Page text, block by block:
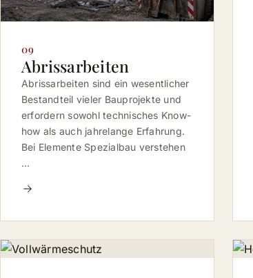
09
Abrissarbeiten
Abrissarbeiten sind ein wesentlicher
Bestandteil vieler Bauprojekte und
erfordern sowohl technisches Know-
how als auch jahrelange Erfahrung.
Bei Elemente Spezialbau verstehen
…